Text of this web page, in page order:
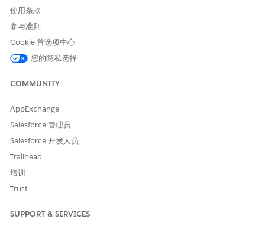
丰富时，请确保您选择了这些选项：
Data 360
时创建的Data 360
<AppName> 风险得分。例如，如果您将应用程序命名为集
目标对象：收款计划
请确保在为集合风险得分数据创建复制字段丰富后开始同步操作。
使用条款
参与准则
Cookie 首选项中心
您的隐私选择
COMMUNITY
AppExchange
Salesforce 管理员
Salesforce 开发人员
Trailhead
培训
Trust
SUPPORT & SERVICES